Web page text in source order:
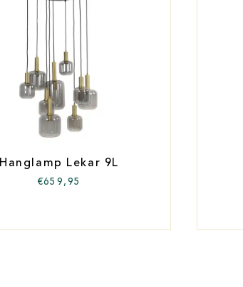
Hanglamp Lekar 9L
€659,95